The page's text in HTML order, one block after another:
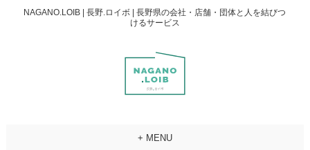
NAGANO.LOIB | 長野.ロイボ | 長野県の会社・店舗・団体と人を結びつ
けるサービス
+ MENU